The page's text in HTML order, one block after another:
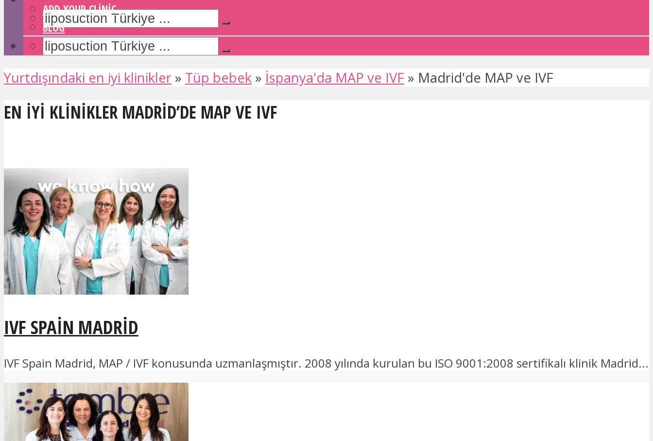
ADD YOUR CLINIC
BLOG
Yurtdışındaki en iyi klinikler » Tüp bebek » İspanya'da MAP ve IVF » Madrid'de MAP ve IVF
EN IYI KLINIKLER MADRID’DE MAP VE IVF
IVF SPAIN MADRID
IVF Spain Madrid, MAP / IVF konusunda uzmanlaşmıştır. 2008 yılında kurulan bu ISO 9001:2008 sertifikalı klinik Madrid...